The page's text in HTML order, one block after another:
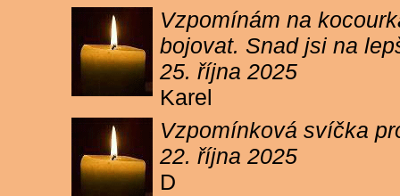
Vzpomínám na
bojovat. Snad jsi na
25. října 2025
Karel
Vzpomínková svíčka
22. října 2025
D